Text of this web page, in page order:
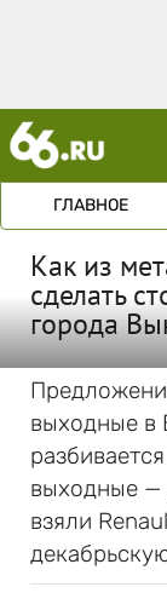
ГЛАВНОЕ
Как из
сделать
города
выходные в
выходные —
взяли